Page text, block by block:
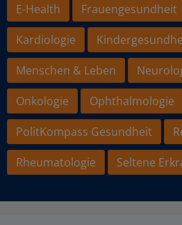
E-Health
Frauengesundheit
Kardiologie
Menschen & Leben
Onkologie
Ophthalmologie
PolitKompass Gesundheit
Rheumatologie
Seltene